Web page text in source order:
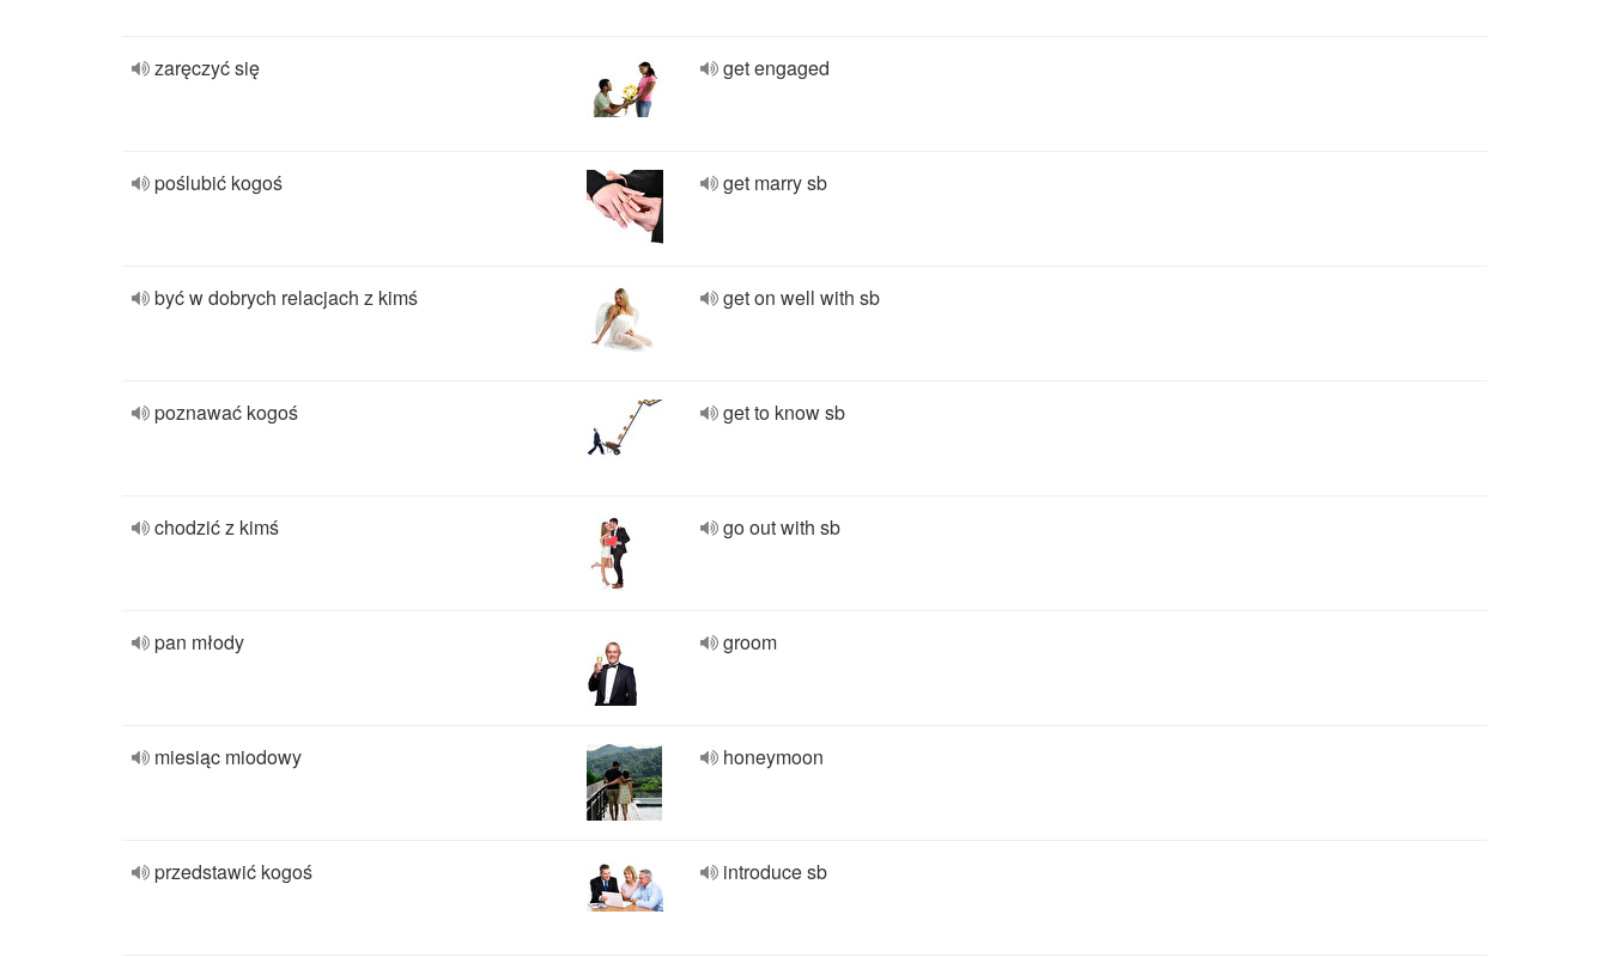
zaręczyć się get engaged
poślubić kogoś get marry sb
być w dobrych relacjach z kimś get on well with sb
poznawać kogoś get to know sb
chodzić z kimś go out with sb
pan młody groom
miesiąc miodowy honeymoon
przedstawić kogoś introduce sb